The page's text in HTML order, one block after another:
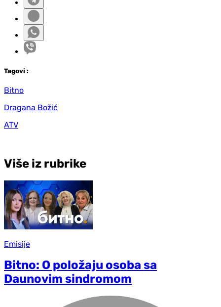
Tagovi :
Bitno
Dragana Božić
ATV
Više iz rubrike
Emisije
Bitno: O položaju osoba sa
Daunovim sindromom